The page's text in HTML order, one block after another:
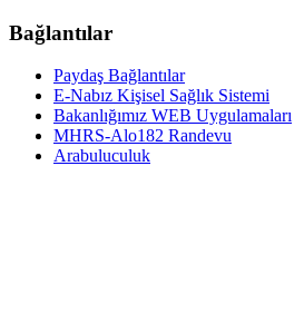
Bağlantılar
Paydaş Bağlantılar
E-Nabız Kişisel Sağlık Sistemi
Bakanlığımız WEB Uygulamaları
MHRS-Alo182 Randevu
Arabuluculuk